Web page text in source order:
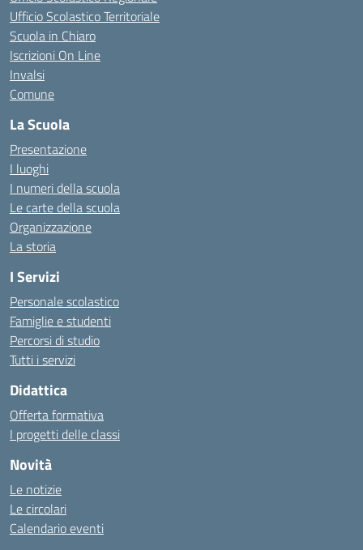
Ufficio Scolastico Territoriale
Scuola in Chiaro
Iscrizioni On Line
Invalsi
Comune
La Scuola
Presentazione
I luoghi
I numeri della scuola
Le carte della scuola
Organizzazione
La storia
I Servizi
Personale scolastico
Famiglie e studenti
Percorsi di studio
Tutti i servizi
Didattica
Offerta formativa
I progetti delle classi
Novità
Le notizie
Le circolari
Calendario eventi